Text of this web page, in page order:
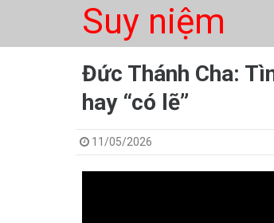
Suy niệm
​​​​​​​Đức Thánh Cha:
hay “có lẽ”
11/05/2026